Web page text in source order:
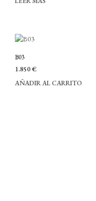
B03
1.850€
AÑADIR AL CARRITO